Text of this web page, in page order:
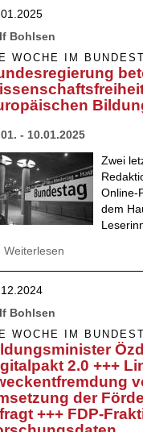
Bohlsen
WOCHE IM
- 10.01.2025
Zwei
Online-
dem
Weiterlesen
Bohlsen
WOCHE IM
2.0 +++
der
+++ FDP-